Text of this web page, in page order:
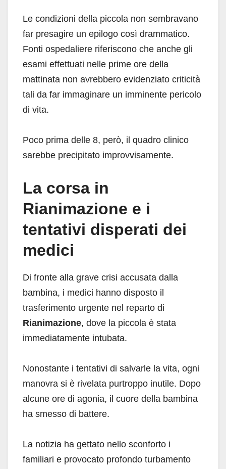
Le condizioni della piccola non sembravano
far presagire un epilogo così drammatico.
Fonti ospedaliere riferiscono che anche gli
esami effettuati nelle prime ore della
mattinata non avrebbero evidenziato criticità
tali da far immaginare un imminente pericolo
di vita.
Poco prima delle 8, però, il quadro clinico
sarebbe precipitato improvvisamente.
La corsa in
Rianimazione e i
tentativi disperati dei
medici
Di fronte alla grave crisi accusata dalla
bambina, i medici hanno disposto il
trasferimento urgente nel reparto di
Rianimazione, dove la piccola è stata
immediatamente intubata.
Nonostante i tentativi di salvarle la vita, ogni
manovra si è rivelata purtroppo inutile. Dopo
alcune ore di agonia, il cuore della bambina
ha smesso di battere.
La notizia ha gettato nello sconforto i
familiari e provocato profondo turbamento